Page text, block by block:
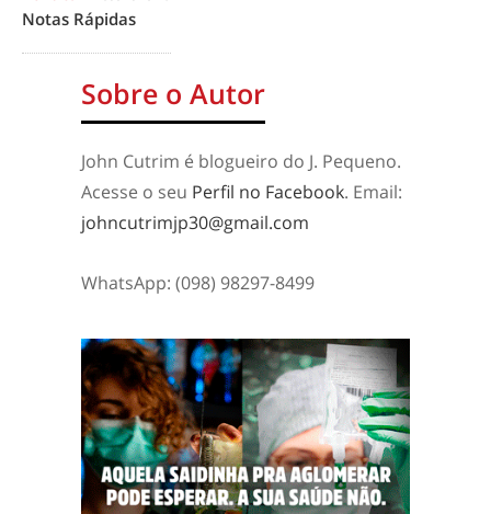
Notas Rápidas
Sobre o Autor
John Cutrim é blogueiro do J. Pequeno.
Acesse o seu Perfil no Facebook. Email:
johncutrimjp30@gmail.com
WhatsApp: (098) 98297-8499